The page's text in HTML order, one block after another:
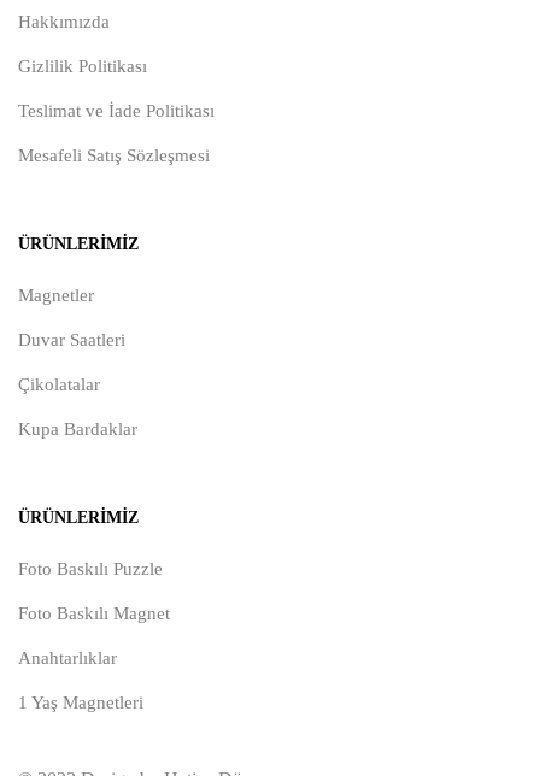
Hakkımızda
Gizlilik Politikası
Teslimat ve İade Politikası
Mesafeli Satış Sözleşmesi
ÜRÜNLERIMIZ
Magnetler
Duvar Saatleri
Çikolatalar
Kupa Bardaklar
ÜRÜNLERIMIZ
Foto Baskılı Puzzle
Foto Baskılı Magnet
Anahtarlıklar
1 Yaş Magnetleri